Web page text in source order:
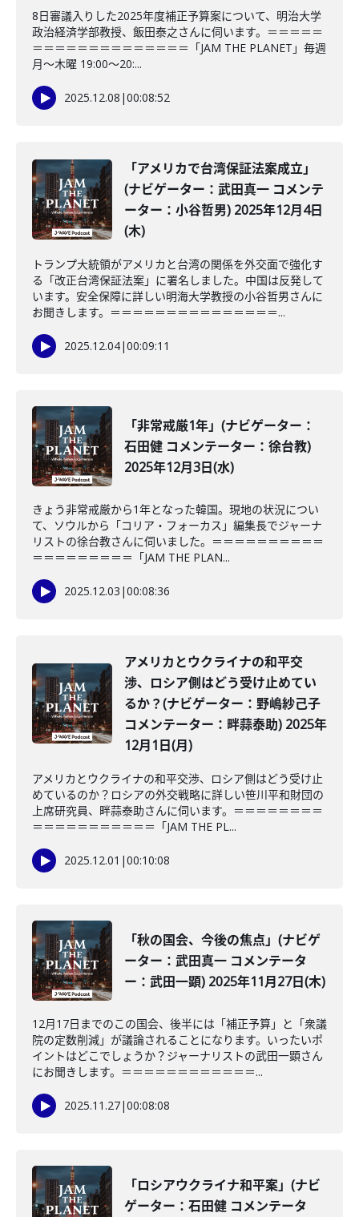
8日審議入りした2025年度補正予算案について、明治大学
政治経済学部教授、飯田泰之さんに伺います。＝＝＝＝＝
＝＝＝＝＝＝＝＝＝＝＝＝＝＝「JAM THE PLANET」毎週
月～木曜 19:00～20:...
2025.12.08 |00:08:52
「アメリカで台湾保証法案成立」
(ナビゲーター：武田真一 コメンテ
ーター：小谷哲男) 2025年12月4日
(木)
トランプ大統領がアメリカと台湾の関係を外交面で強化す
る「改正台湾保証法案」に署名しました。中国は反発して
います。安全保障に詳しい明海大学教授の小谷哲男さんに
お聞きします。＝＝＝＝＝＝＝＝＝＝＝＝＝＝＝...
2025.12.04|00:09:11
「非常戒厳1年」(ナビゲーター：
石田健 コメンテーター：徐台教)
2025年12月3日(水)
きょう非常戒厳から1年となった韓国。現地の状況につい
て、ソウルから「コリア・フォーカス」編集長でジャーナ
リストの徐台教さんに伺いました。＝＝＝＝＝＝＝＝＝＝
＝＝＝＝＝＝＝＝＝「JAM THE PLAN...
2025.12.03 |00:08:36
アメリカとウクライナの和平交
渉、ロシア側はどう受け止めてい
るか？(ナビゲーター：野嶋紗己子
コメンテーター：畔蒜泰助) 2025年
12月1日(月)
アメリカとウクライナの和平交渉、ロシア側はどう受け止
めているのか？ロシアの外交戦略に詳しい笹川平和財団の
上席研究員、畔蒜泰助さんに伺います。＝＝＝＝＝＝＝＝
＝＝＝＝＝＝＝＝＝＝＝「JAM THE PL...
2025.12.01 |00:10:08
「秋の国会、今後の焦点」(ナビゲ
ーター：武田真一 コメンテータ
ー：武田一顕) 2025年11月27日(木)
12月17日までのこの国会、後半には「補正予算」と「衆議
院の定数削減」が議論されることになります。いったいポ
イントはどこでしょうか？ジャーナリストの武田一顕さん
にお聞きします。＝＝＝＝＝＝＝＝＝＝＝＝...
2025.11.27|00:08:08
「ロシアウクライナ和平案」(ナビ
ゲーター：石田健 コメンテータ